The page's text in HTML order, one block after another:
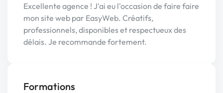
Excellente agence ! J'ai eu l'occasion de faire faire
mon site web par EasyWeb. Créatifs,
professionnels, disponibles et respectueux des
délais. Je recommande fortement.
Formations